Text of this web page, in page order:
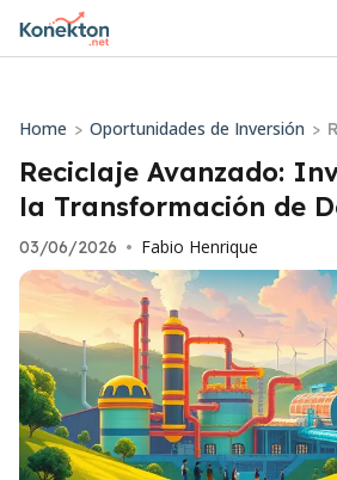
Home > Oportunidades de Inversión >
Reciclaje Avanzado:
la Transformación de
03/06/2026 • Fabio Henrique